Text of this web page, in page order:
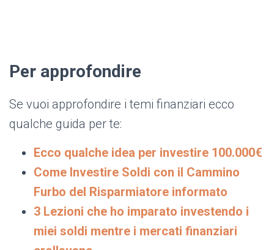
Per approfondire
Se vuoi approfondire i temi finanziari ecco
qualche guida per te:
Ecco qualche idea per investire 100.000€
Come Investire Soldi con il Cammino
Furbo del Risparmiatore informato
3 Lezioni che ho imparato investendo i
miei soldi mentre i mercati finanziari